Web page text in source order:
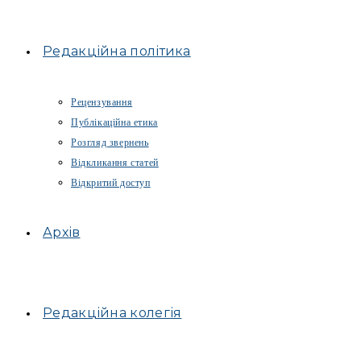
Редакційна політика
Рецензування
Публікаційна етика
Розгляд звернень
Відкликання статей
Відкритий доступ
Архів
Редакційна колегія